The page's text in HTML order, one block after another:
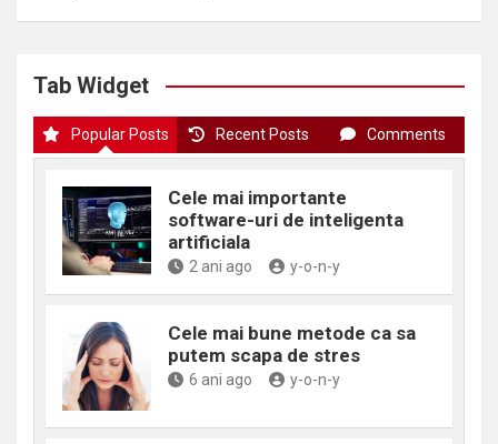
Tab Widget
Popular Posts Recent Posts Comments
Cele mai importante
software-uri de inteligenta
artificiala
2 ani ago y-o-n-y
Cele mai bune metode ca sa
putem scapa de stres
6 ani ago y-o-n-y